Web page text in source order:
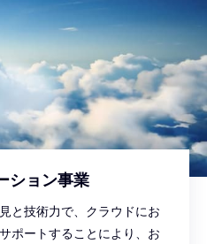
ション事業
と技術力で、クラウドにお
ポートすることにより、お